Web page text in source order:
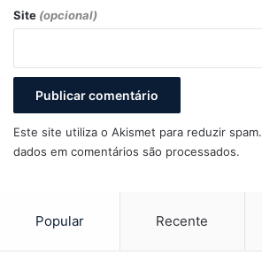
Site (opcional)
Este site utiliza o Akismet para reduzir spam.
dados em comentários são processados.
Popular Recente